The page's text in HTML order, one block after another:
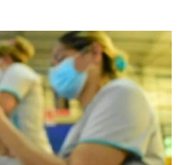
PRENSA
DIGITAL